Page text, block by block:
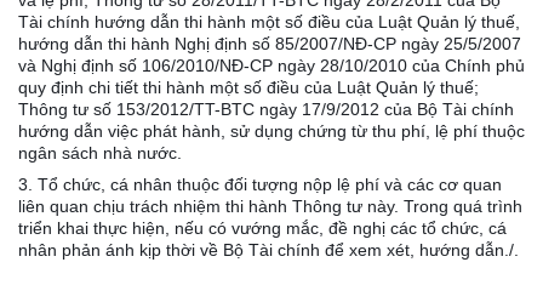
Tài chính hướng dẫn thi hành một số điều của Luật Quản lý thuế,
hướng dẫn thi hành Nghị định số 85/2007/NĐ-CP ngày 25/5/2007
và Nghị định số 106/2010/NĐ-CP ngày 28/10/2010 của Chính phủ
quy định chi tiết thi hành một số điều của Luật Quản lý thuế;
Thông tư số 153/2012/TT-BTC ngày 17/9/2012 của Bộ Tài chính
hướng dẫn việc phát hành, sử dụng chứng từ thu phí, lệ phí thuộc
ngân sách nhà nước.
3. Tổ chức, cá nhân thuộc đối tượng nộp lệ phí và các cơ quan
liên quan chịu trách nhiệm thi hành Thông tư này. Trong quá trình
triển khai thực hiện, nếu có vướng mắc, đề nghị các tổ chức, cá
nhân phản ánh kịp thời về Bộ Tài chính để xem xét, hướng dẫn./.